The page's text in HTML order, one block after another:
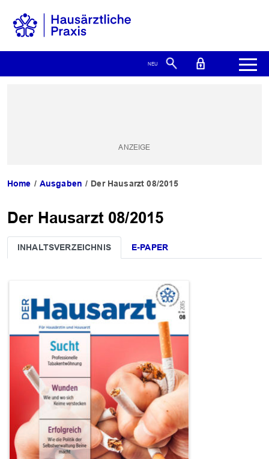
Home Ausgaben Der Hausarzt 08/2015
Der Hausarzt 08/2015
INHALTSVERZEICHNIS E-PAPER